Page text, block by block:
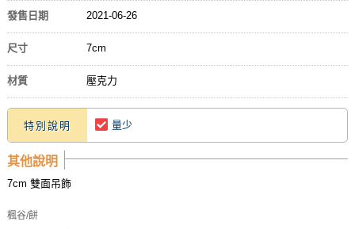
發售日期 2021-06-26
尺寸 7cm
材質 壓克力
特別說明 量少
其他說明
7cm 雙面吊飾
楓谷/餅